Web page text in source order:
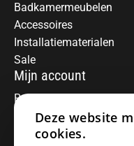
Badkamermeubelen
Accessoires
Installatiematerialen
Sale
Mijn account
Registreren
Mijn bestellingen
Informatie
Deze website
cookies.